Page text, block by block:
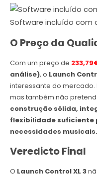
Software incluído com
O Preço da
Com um preço de
análise), o Launch
interessante do
mas também não
construção sólida,
flexibilidade suficiente
necessidades musicais.
Veredicto Final
O Launch Control XL 3